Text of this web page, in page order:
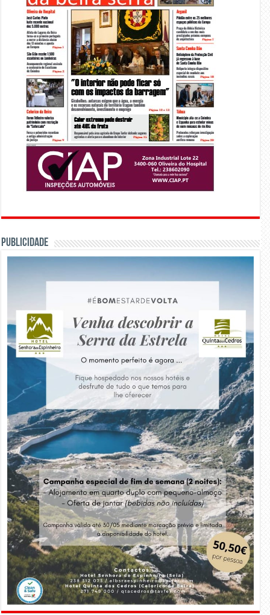
PUBLICIDADE